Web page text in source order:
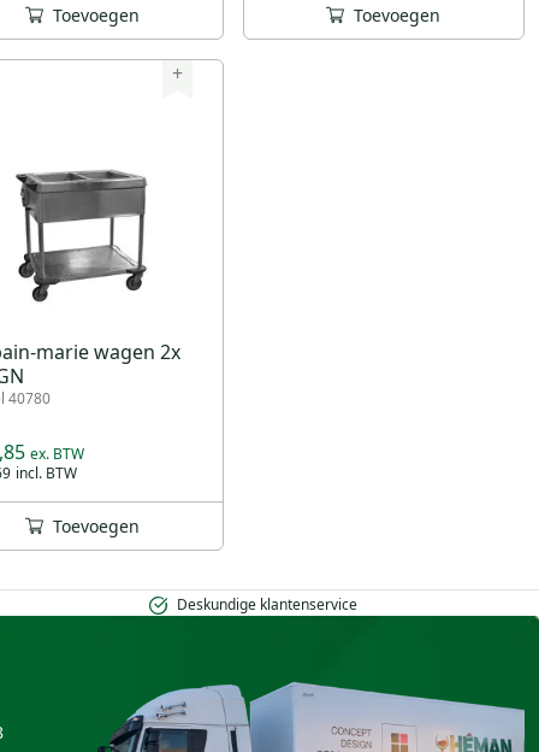
Toevoegen Toevoegen
+
marie wagen 2x
40780
Toevoegen
Deskundige klantenservice